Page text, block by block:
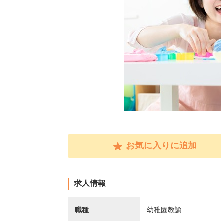
お気に入りに追加
求人情報
職種 幼稚園教諭